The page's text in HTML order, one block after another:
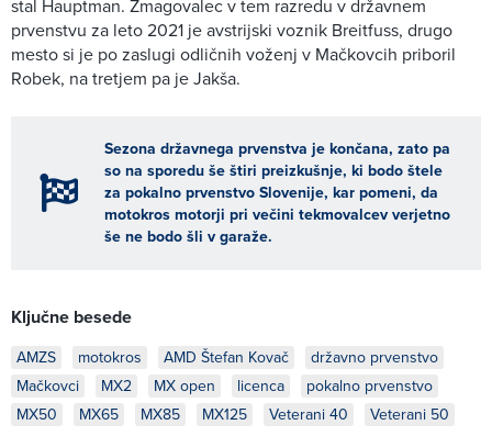
stal Hauptman. Zmagovalec v tem razredu v državnem
prvenstvu za leto 2021 je avstrijski voznik Breitfuss, drugo
mesto si je po zaslugi odličnih voženj v Mačkovcih priboril
Robek, na tretjem pa je Jakša.
Sezona državnega prvenstva je končana, zato pa
so na sporedu še štiri preizkušnje, ki bodo štele
za pokalno prvenstvo Slovenije, kar pomeni, da
motokros motorji pri večini tekmovalcev verjetno
še ne bodo šli v garaže.
Ključne besede
AMZS motokros AMD Štefan Kovač
državno prvenstvo
Mačkovci
MX2 MX open licenca
pokalno prvenstvo
MX50
MX65 MX85 MX125 Veterani 40 Veterani 50